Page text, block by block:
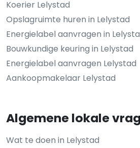
Koerier Lelystad
Opslagruimte huren in Lelystad
Energielabel aanvragen in
Bouwkundige keuring in Lelystad
Energielabel aanvragen Lelystad
Aankoopmakelaar Lelystad
Algemene lokale
Wat te doen in Lelystad